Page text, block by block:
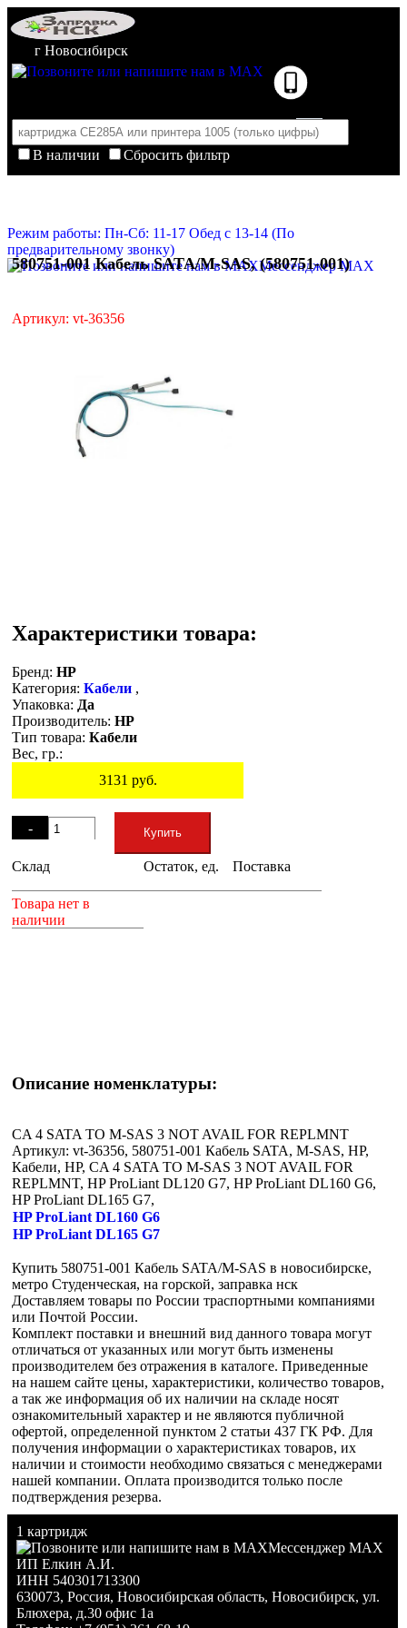
г Новосибирск
В наличии
Сбросить фильтр
Корзина пуста
Режим работы: Пн-Сб: 11-17 Обед с 13-14 (По
предварительному звонку)
Мессенджер MAX
580751-001 Кабель SATA/M-SAS, (580751-001)
Артикул: vt-36356
Характеристики товара:
Бренд: HP
Категория: Кабели ,
Упаковка: Да
Производитель: HP
Тип товара: Кабели
Вес, гр.:
3131 руб.
-
+
Купить
Склад Остаток, ед. Поставка
Товара нет в
наличии
Описание номенклатуры:
CA 4 SATA TO M-SAS 3 NOT AVAIL FOR REPLMNT
Артикул: vt-36356, 580751-001 Кабель SATA, M-SAS, HP,
Кабели, HP, CA 4 SATA TO M-SAS 3 NOT AVAIL FOR
REPLMNT, HP ProLiant DL120 G7, HP ProLiant DL160 G6,
HP ProLiant DL165 G7,
HP ProLiant DL160 G6
HP ProLiant DL165 G7
Купить 580751-001 Кабель SATA/M-SAS в новосибирске,
метро Студенческая, на горской, заправка нск
Доставляем товары по России траспортными компаниями
или Почтой России.
Комплект поставки и внешний вид данного товара могут
отличаться от указанных или могут быть изменены
производителем без отражения в каталоге. Приведенные
на нашем сайте цены, характеристики, количество товаров,
а так же информация об их наличии на складе носят
ознакомительный характер и не являются публичной
офертой, определенной пунктом 2 статьи 437 ГК РФ. Для
получения информации о характеристиках товаров, их
наличии и стоимости необходимо связаться с менеджерами
нашей компании. Оплата производится только после
подтверждения резерва.
1 картридж
Мессенджер MAX
ИП Елкин А.И.
ИНН 540301713300
630073, Россия, Новосибирская область, Новосибирск, ул.
Блюхера, д.30 офис 1а